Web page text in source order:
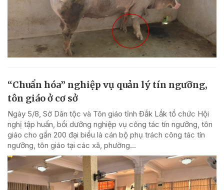
“Chuẩn hóa” nghiệp vụ quản lý tín ngưỡng,
tôn giáo ở cơ sở
Ngày 5/8, Sở Dân tộc và Tôn giáo tỉnh Đắk Lắk tổ chức Hội
nghị tập huấn, bồi dưỡng nghiệp vụ công tác tín ngưỡng, tôn
giáo cho gần 200 đại biểu là cán bộ phụ trách công tác tín
ngưỡng, tôn giáo tại các xã, phường...